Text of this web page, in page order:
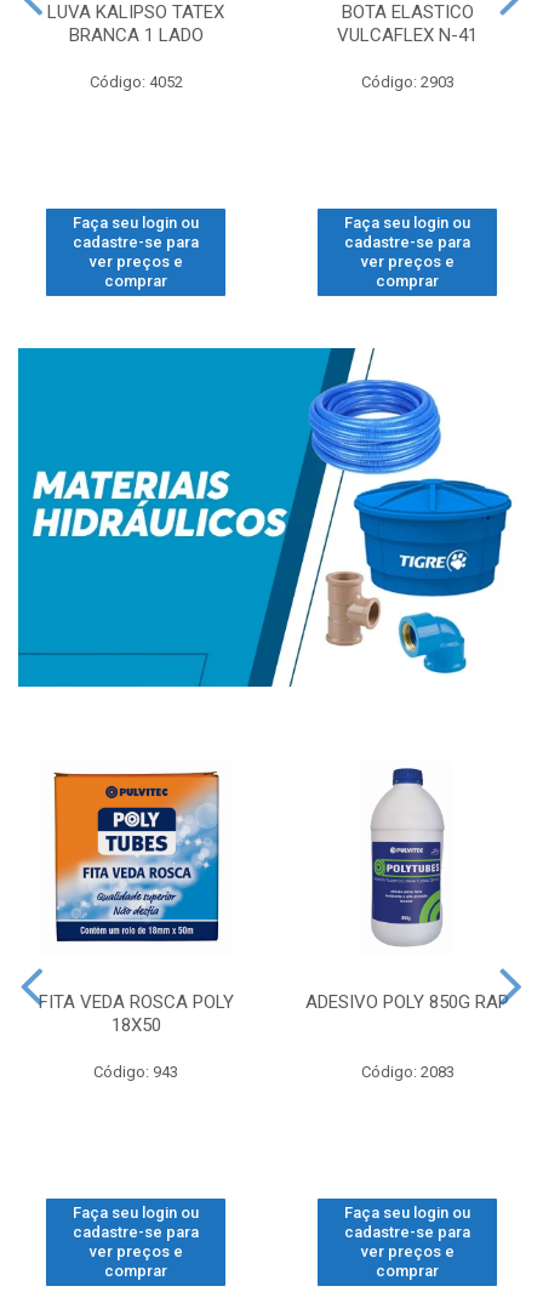
LUVA KALIPSO TATEX
BRANCA 1 LADO
Código: 4052
Faça seu login ou
cadastre-se para
ver preços e
comprar
BOTA ELASTICO
VULCAFLEX N-41
Código: 2903
Faça seu login ou
cadastre-se para
ver preços e
comprar
FITA VEDA ROSCA POLY
18X50
Código: 943
Faça seu login ou
cadastre-se para
ver preços e
comprar
ADESIVO POLY 850G RAP
Código: 2083
Faça seu login ou
cadastre-se para
ver preços e
comprar